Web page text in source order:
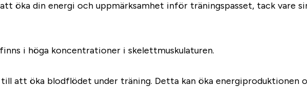
öka din energi och uppmärksamhet inför träningspasset, tack vare
i höga koncentrationer i skelettmuskulaturen.
att öka blodflödet under träning. Detta kan öka